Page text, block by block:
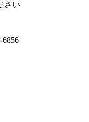
さい
6856